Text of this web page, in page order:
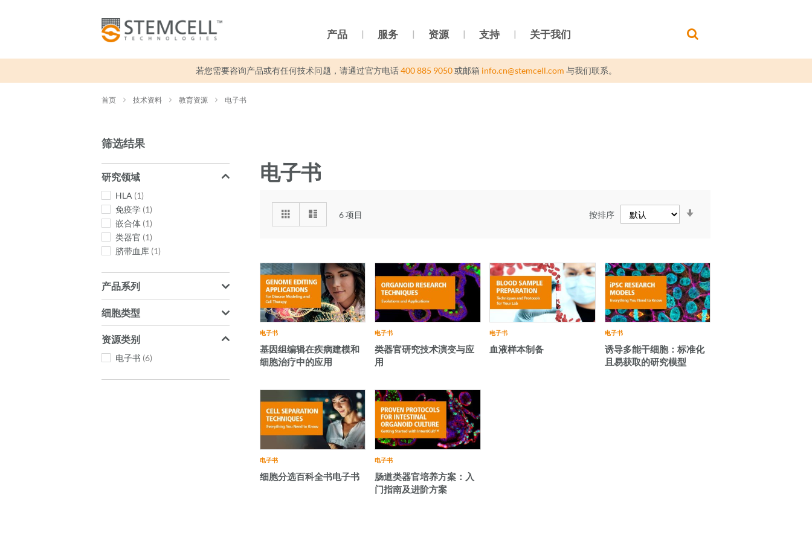
产品 服务 资源 支持 关于我们
若您需要咨询产品或有任何技术问题，请通过官方电话400 885 9050或邮箱 info.cn@stemcell.com 与我们联系。
首页 技术资料 教育资源 电子书
电子书
以
6项目 按排序
向
电子书
基因组编辑在疾病建模和
细胞治疗中的应用
电子书
类器官研究技术演变与应
用
电子书
血液样本制备
电子书
诱导多能干细胞：标准化
且易获取的研究模型
电子书
细胞分选百科全书电子书
电子书
肠道类器官培养方案：入
门指南及进阶方案
筛选结果
研究领域
HLA 1
免疫学 1
嵌合体 1
类器官 1
脐带血库 1
产品系列
细胞类型
资源类别
电子书 6